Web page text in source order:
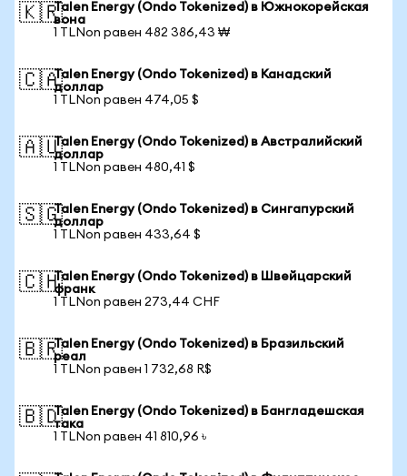
🇰🇷Talen Energy (Ondo Tokenized) в Южнокорейская
вона
1 TLNon равен 482 386,43 ₩
🇨🇦Talen Energy (Ondo Tokenized) в Канадский
доллар
1 TLNon равен 474,05 $
🇦🇺Talen Energy (Ondo Tokenized) в Австралийский
доллар
1 TLNon равен 480,41 $
🇸🇬Talen Energy (Ondo Tokenized) в Сингапурский
доллар
1 TLNon равен 433,64 $
🇨🇭Talen Energy (Ondo Tokenized) в Швейцарский
франк
1 TLNon равен 273,44 CHF
🇧🇷Talen Energy (Ondo Tokenized) в Бразильский
реал
1 TLNon равен 1 732,68 R$
🇧🇩Talen Energy (Ondo Tokenized) в Бангладешская
така
1 TLNon равен 41 810,96 ৳